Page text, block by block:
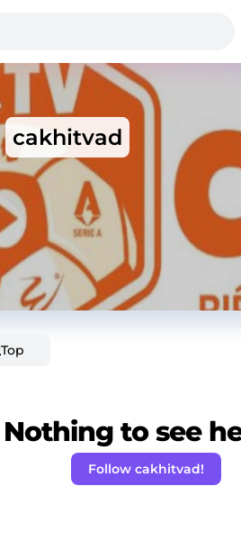
cakhitvad
Top
Nothing to see
Follow cakhitvad!